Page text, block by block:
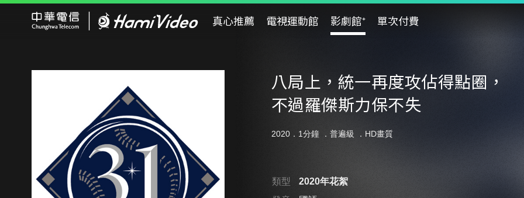
真心推薦 電視運動館 影劇館⁺ 單次付費
八局上，統一再度攻佔得點圈，
不過羅傑斯力保不失
2020．1分鐘 ． 普遍級 ．HD畫質
類型
2020年花絮